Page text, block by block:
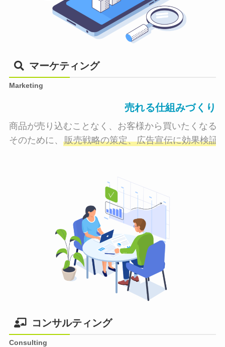
マーケティング
Marketing
売れる仕組みづくり
商品が売り込むことなく、お客様から買いたくなる
そのために、 販売戦略の策定、広告宣伝に効果検証
コンサルティング
Consulting